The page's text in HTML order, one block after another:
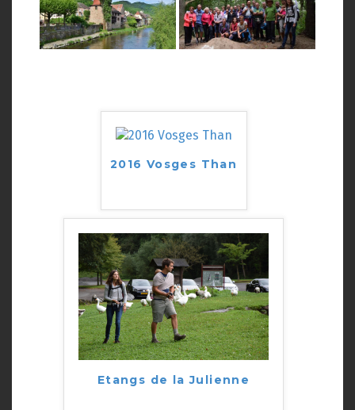
2016 Vosges Than
Etangs de la Julienne